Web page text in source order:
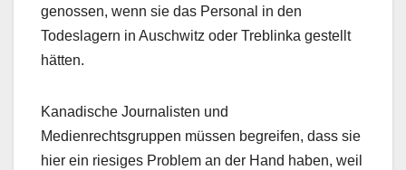
genossen, wenn sie das Personal in den
Todeslagern in Auschwitz oder Treblinka gestellt
hätten.
Kanadische Journalisten und
Medienrechtsgruppen müssen begreifen, dass sie
hier ein riesiges Problem an der Hand haben, weil